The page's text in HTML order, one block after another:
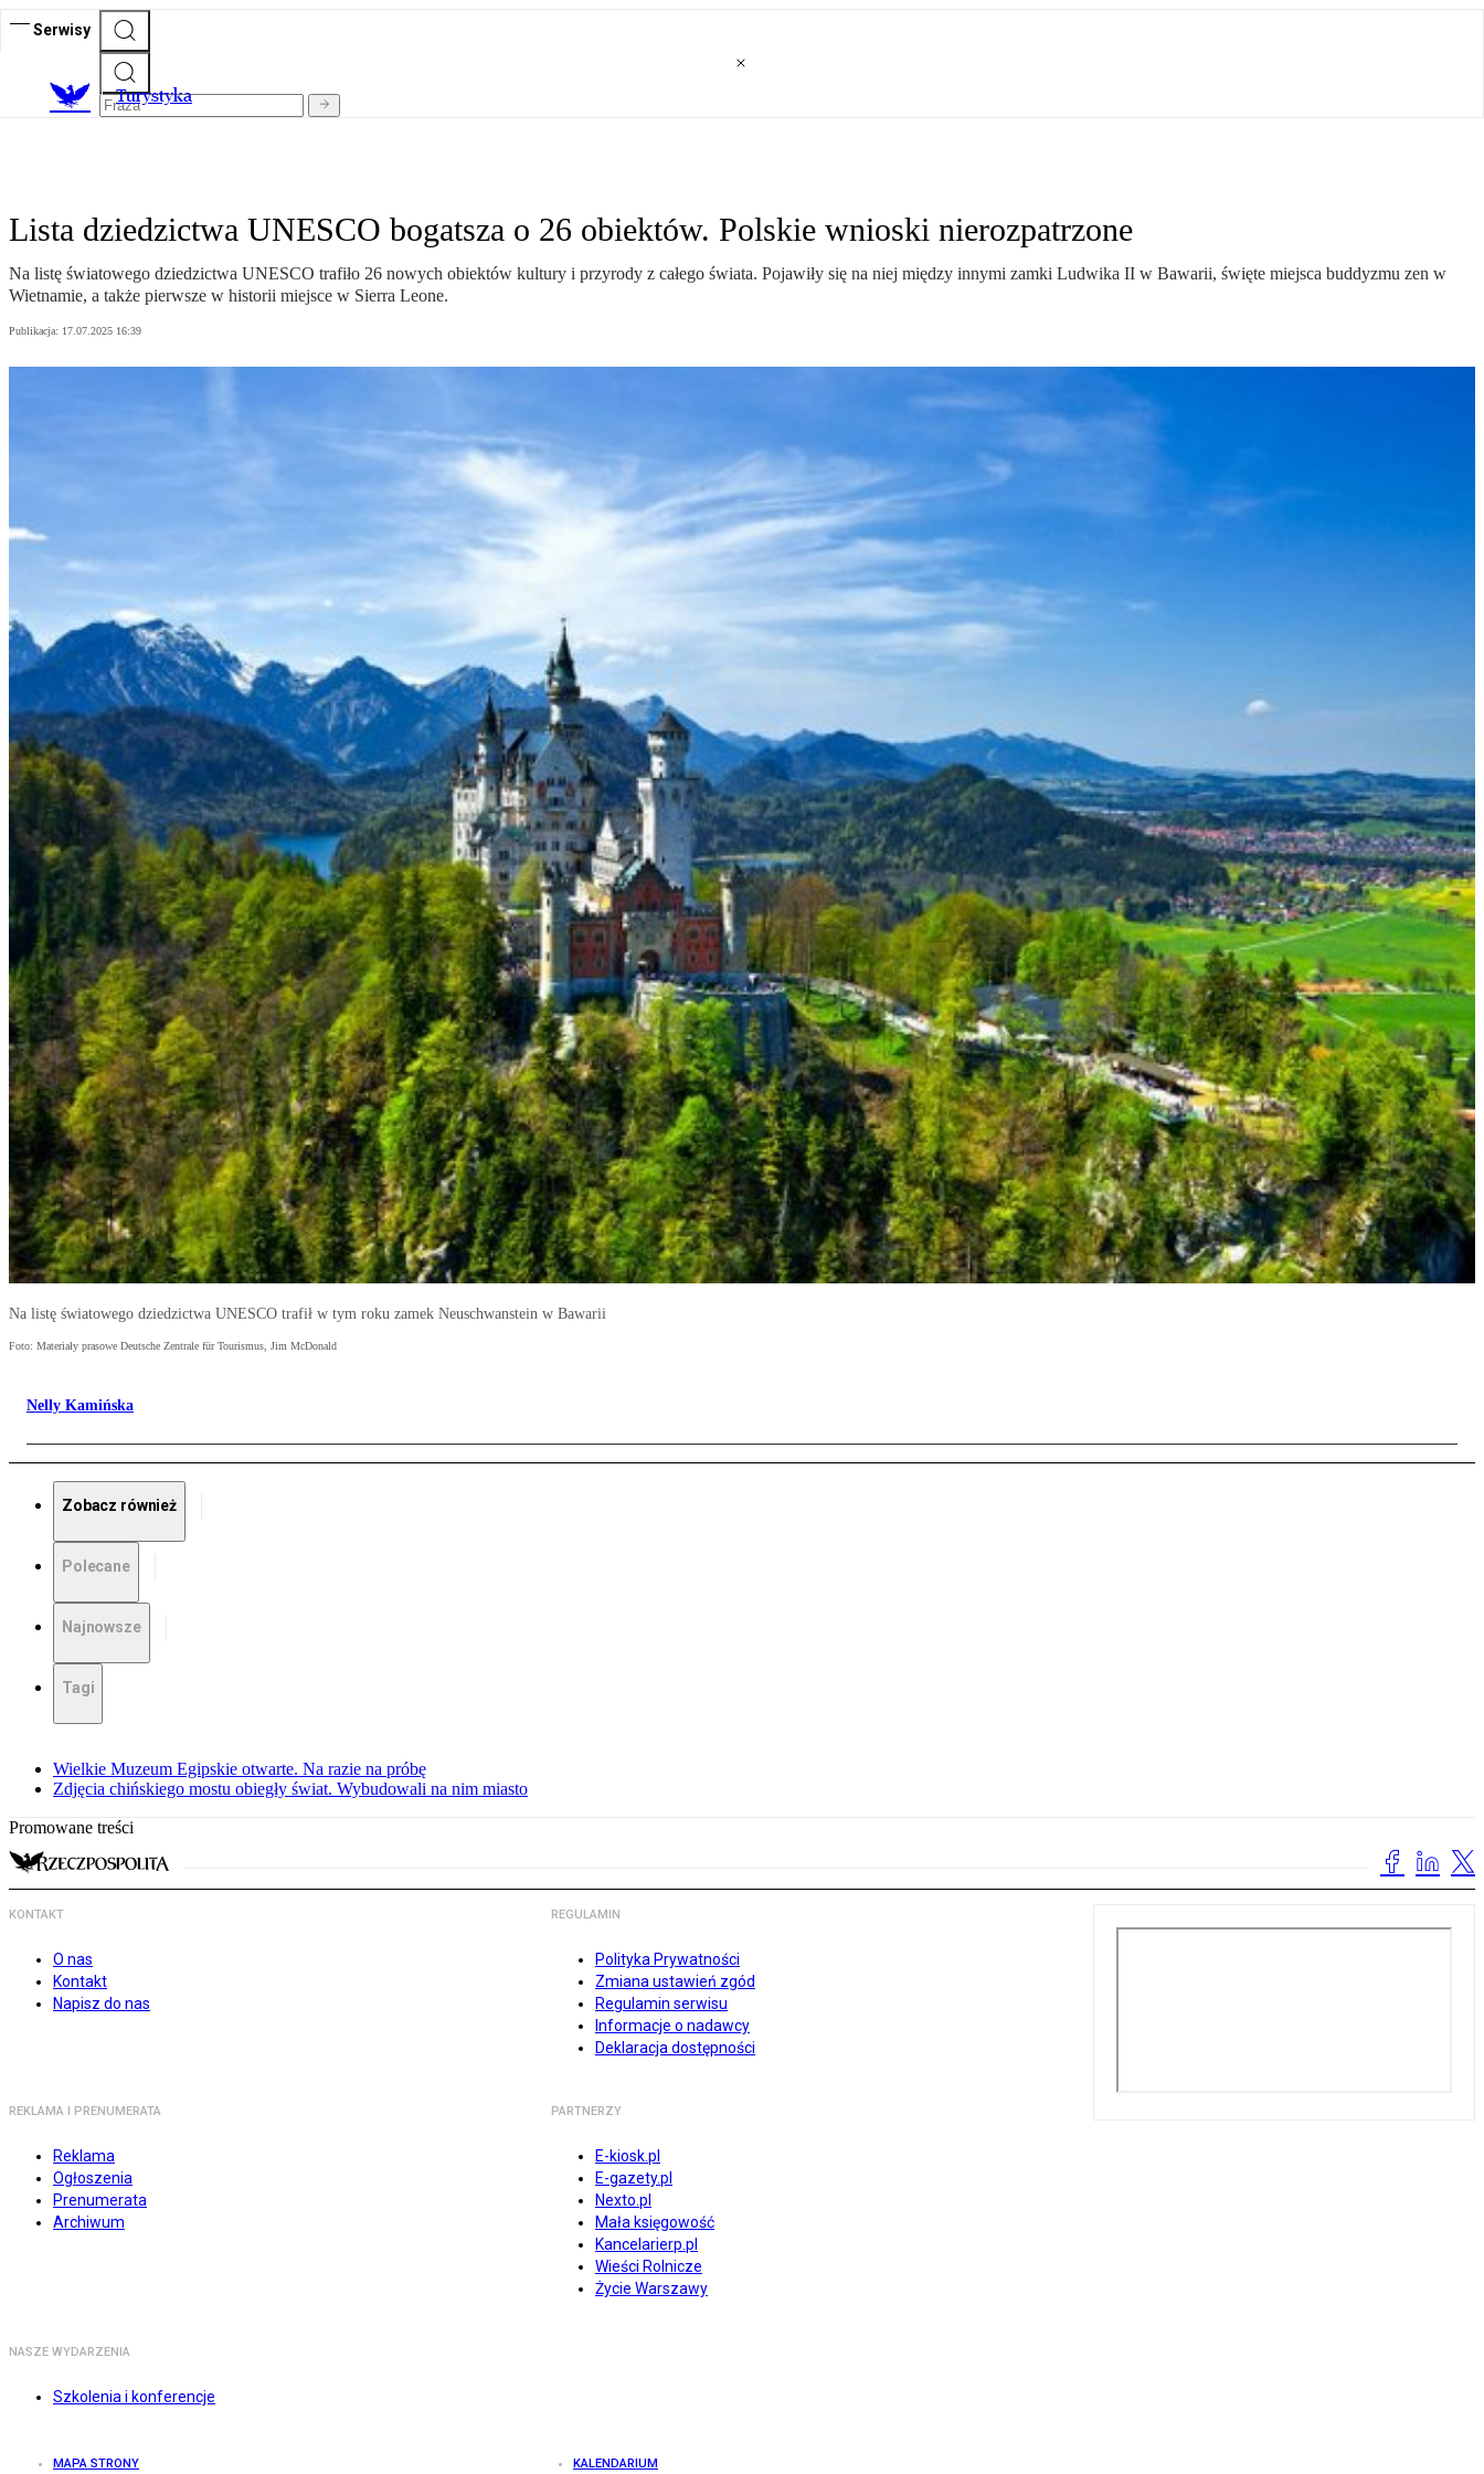
Serwisy
Turystyka
Lista dziedzictwa UNESCO bogatsza o 26 obiektów. Polskie wnioski nierozpatrzone
Na listę światowego dziedzictwa UNESCO trafiło 26 nowych obiektów kultury i przyrody z całego świata. Pojawiły się na niej między innymi zamki Ludwika II w Bawarii, święte miejsca buddyzmu zen w
Wietnamie, a także pierwsze w historii miejsce w Sierra Leone.
Publikacja: 17.07.2025 16:39
Na listę światowego dziedzictwa UNESCO trafił w tym roku zamek Neuschwanstein w Bawarii
Foto: Materiały prasowe Deutsche Zentrale für Tourismus, Jim McDonald
Nelly Kamińska
Zobacz również
Polecane
Najnowsze
Tagi
Wielkie Muzeum Egipskie otwarte. Na razie na próbę
Zdjęcia chińskiego mostu obiegły świat. Wybudowali na nim miasto
Promowane treści
KONTAKT
O nas
Kontakt
Napisz do nas
REGULAMIN
Polityka Prywatności
Zmiana ustawień zgód
Regulamin serwisu
Informacje o nadawcy
Deklaracja dostępności
REKLAMA I PRENUMERATA
Reklama
Ogłoszenia
Prenumerata
Archiwum
PARTNERZY
E-kiosk.pl
E-gazety.pl
Nexto.pl
Mała księgowość
Kancelarierp.pl
Wieści Rolnicze
Życie Warszawy
NASZE WYDARZENIA
Szkolenia i konferencje
MAPA STRONY KALENDARIUM